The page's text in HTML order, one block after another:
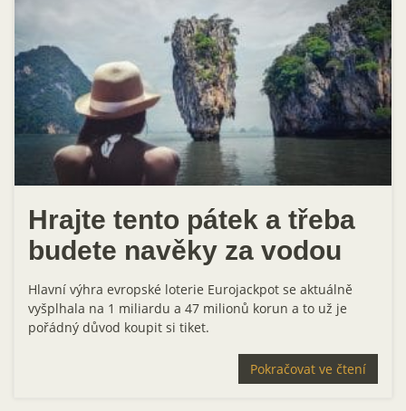
Hrajte tento pátek a třeba
budete navěky za vodou
Hlavní výhra evropské loterie Eurojackpot se aktuálně
vyšplhala na 1 miliardu a 47 milionů korun a to už je
pořádný důvod koupit si tiket.
Pokračovat ve čtení